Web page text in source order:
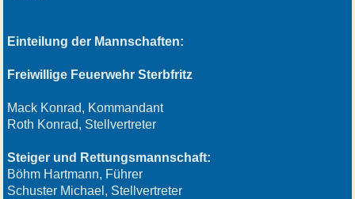
Einteilung der Mannschaften:
Freiwillige Feuerwehr Sterbfritz
Mack Konrad, Kommandant
Roth Konrad, Stellvertreter
Steiger und Rettungsmannschaft:
Böhm Hartmann, Führer
Schuster Michael, Stellvertreter